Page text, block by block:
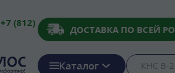
+7 (812)
ДОСТАВКА ПО ВСЕЙ
Каталог